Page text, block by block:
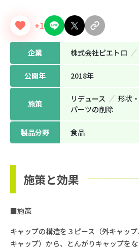
+1
企業 株式会社ピエトロ
公開年 2018年
施策 リデュース
形状
パーツの削除
製品分野 ⾷品
施策と効果
■施策
キャップの構造を３ピース（外キャッ
キャップ）から、とんがりキャップをな